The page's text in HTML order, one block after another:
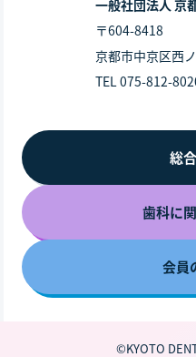
一般社団法人 京
〒604-8418
京都市中京区西
TEL 075-812-
総
歯科に
会員
©KYOTO